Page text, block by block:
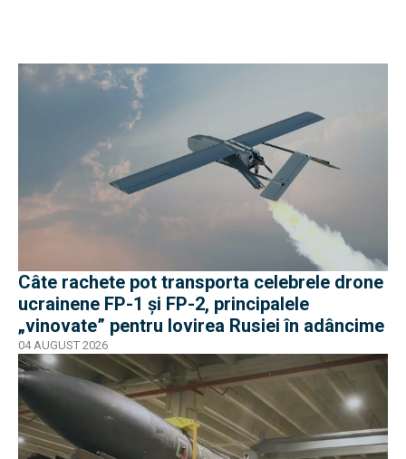
Câte rachete pot transporta celebrele drone
ucrainene FP-1 și FP-2, principalele
„vinovate” pentru lovirea Rusiei în adâncime
04 AUGUST 2026